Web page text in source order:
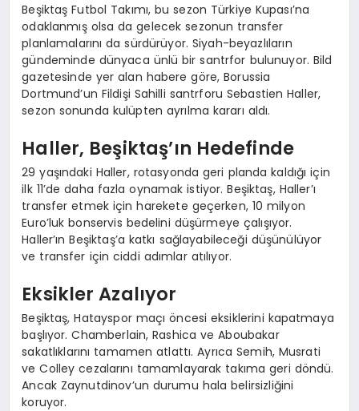
Beşiktaş Futbol Takımı, bu sezon Türkiye Kupası’na
odaklanmış olsa da gelecek sezonun transfer
planlamalarını da sürdürüyor. Siyah-beyazlıların
gündeminde dünyaca ünlü bir santrfor bulunuyor. Bild
gazetesinde yer alan habere göre, Borussia
Dortmund’un Fildişi Sahilli santrforu Sebastien Haller,
sezon sonunda kulüpten ayrılma kararı aldı.
Haller, Beşiktaş’ın Hedefinde
29 yaşındaki Haller, rotasyonda geri planda kaldığı için
ilk 11’de daha fazla oynamak istiyor. Beşiktaş, Haller’ı
transfer etmek için harekete geçerken, 10 milyon
Euro’luk bonservis bedelini düşürmeye çalışıyor.
Haller’ın Beşiktaş’a katkı sağlayabileceği düşünülüyor
ve transfer için ciddi adımlar atılıyor.
Eksikler Azalıyor
Beşiktaş, Hatayspor maçı öncesi eksiklerini kapatmaya
başlıyor. Chamberlain, Rashica ve Aboubakar
sakatlıklarını tamamen atlattı. Ayrıca Semih, Musrati
ve Colley cezalarını tamamlayarak takıma geri döndü.
Ancak Zaynutdinov’un durumu hala belirsizliğini
koruyor.